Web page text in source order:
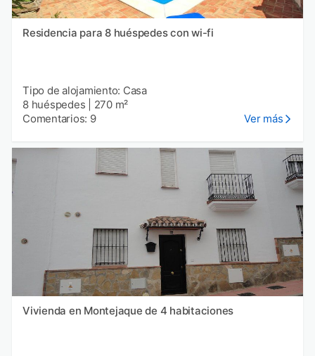
Residencia para 8 huéspedes con wi-fi
Tipo de alojamiento: Casa
8 huéspedes
270 m²
Comentarios: 9
Ver más
Vivienda en Montejaque de 4 habitaciones